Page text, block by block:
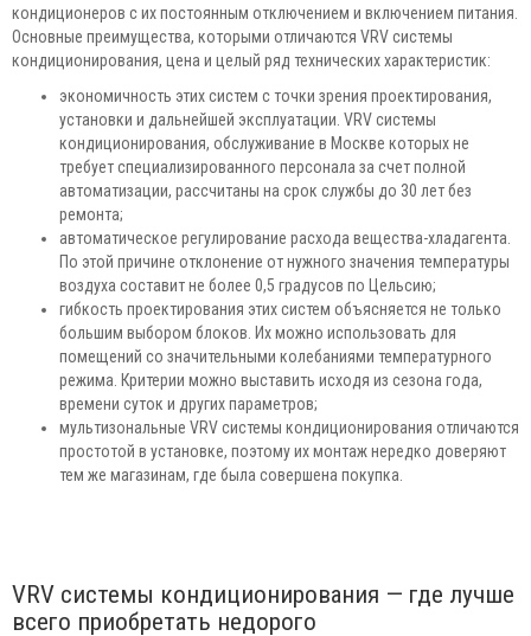
кондиционеров с их постоянным отключением и включением питания.
Основные преимущества, которыми отличаются VRV системы
кондиционирования, цена и целый ряд технических характеристик:
экономичность этих систем с точки зрения проектирования,
установки и дальнейшей эксплуатации. VRV системы
кондиционирования, обслуживание в Москве которых не
требует специализированного персонала за счет полной
автоматизации, рассчитаны на срок службы до 30 лет без
ремонта;
автоматическое регулирование расхода вещества-хладагента.
По этой причине отклонение от нужного значения температуры
воздуха составит не более 0,5 градусов по Цельсию;
гибкость проектирования этих систем объясняется не только
большим выбором блоков. Их можно использовать для
помещений со значительными колебаниями температурного
режима. Критерии можно выставить исходя из сезона года,
времени суток и других параметров;
мультизональные VRV системы кондиционирования отличаются
простотой в установке, поэтому их монтаж нередко доверяют
тем же магазинам, где была совершена покупка.
VRV системы кондиционирования — где лучше
всего приобретать недорого